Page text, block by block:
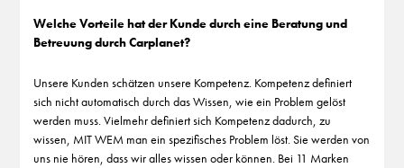
Welche Vorteile hat der Kunde durch eine Beratung und
Betreuung durch Carplanet?
Unsere Kunden schätzen unsere Kompetenz. Kompetenz definiert
sich nicht automatisch durch das Wissen, wie ein Problem gelöst
werden muss. Vielmehr definiert sich Kompetenz dadurch, zu
wissen, MIT WEM man ein spezifisches Problem löst. Sie werden von
uns nie hören, dass wir alles wissen oder können. Bei 11 Marken